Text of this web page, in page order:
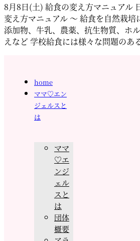
8月8日(土) 給食の変え方マニュアル
変え方マニュアル ～ 給食を自然栽培
添加物、牛乳、農薬、抗生物質、ホ
えなど 学校給食には様々な問題の
home
ママ♡エン
ジェルスと
は
ママ
♡エ
ンジ
ェル
スと
は
団体
概要